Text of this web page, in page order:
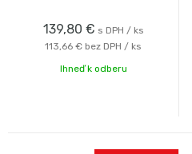
139,80 € s DPH / ks
113,66 € bez DPH / ks
Ihneď k odberu